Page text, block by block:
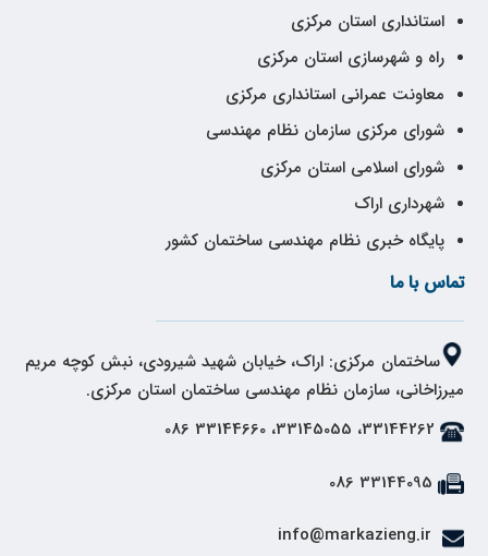
استانداری استان مرکزی
راه و شهرسازی استان مرکزی
معاونت عمرانی استانداری مرکزی
شورای مرکزی سازمان نظام مهندسی
شورای اسلامی استان مرکزی
شهرداری اراک
پایگاه خبری نظام مهندسی ساختمان کشور
تماس با ما
ساختمان مرکزی: اراک، خیابان شهید شیرودی، نبش کوچه مریم
میرزاخانی، سازمان نظام مهندسی ساختمان استان مرکزی.
33144262، 33145055، 33144660 086
33144095 086